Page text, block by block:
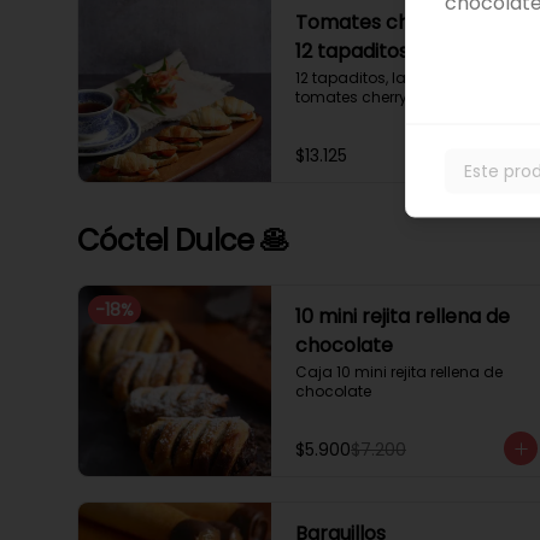
Tomates cherry y rúcula
12 tapaditos
12 tapaditos, lacto mayonesa,
tomates cherry y rúcula.
$13.125
Cóctel Dulce 🥞
-18%
10 mini rejita rellena de
chocolate
Caja 10 mini rejita rellena de
chocolate
$5.900$7.200
Barquillos
Este